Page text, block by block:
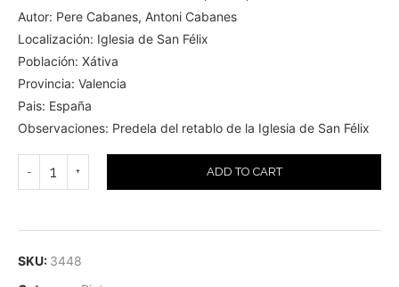
Autor: Pere Cabanes, Antoni Cabanes
Localización: Iglesia de San Félix
Población: Xátiva
Provincia: Valencia
Pais: España
Observaciones: Predela del retablo de la Iglesia de San Félix
ADD TO CART
SKU: 3448